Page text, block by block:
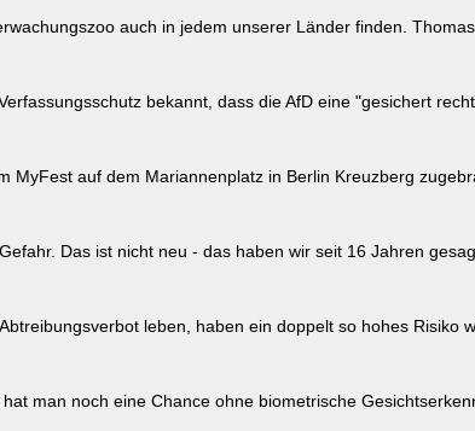
auch in jedem unserer Länder finden.
bekannt, dass die AfD eine "gesichert
auf dem Mariannenplatz in Berlin Kreuzberg
Das ist nicht neu - das haben wir seit 16 Jahren
leben, haben ein doppelt so hohes Risiko
man noch eine Chance ohne biometrische